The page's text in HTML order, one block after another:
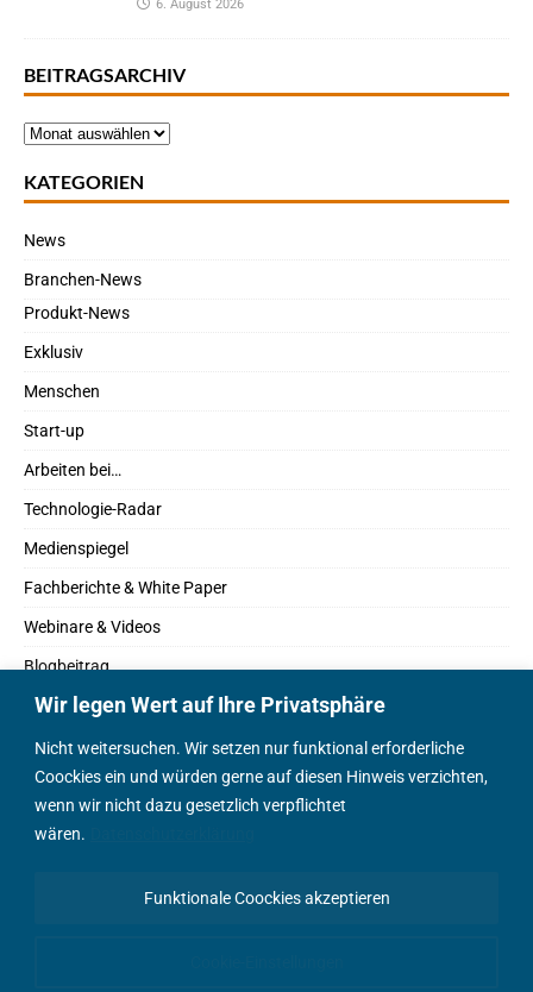
Wir legen Wert auf Ihre Privatsphäre
Nicht weitersuchen. Wir setzen nur funktional erforderliche
Coockies ein und würden gerne auf diesen Hinweis verzichten,
wenn wir nicht dazu gesetzlich verpflichtet
wären.
Funktionale Coockies akzeptieren
6. August 2026
BEITRAGSARCHIV
KATEGORIEN
News
Branchen-News
Produkt-News
Exklusiv
Menschen
Start-up
Arbeiten bei…
Technologie-Radar
Medienspiegel
Fachberichte & White Paper
Webinare & Videos
Blogbeitrag
Fachbücher
Marktreport
Podcasts
Positionspapier
English Content